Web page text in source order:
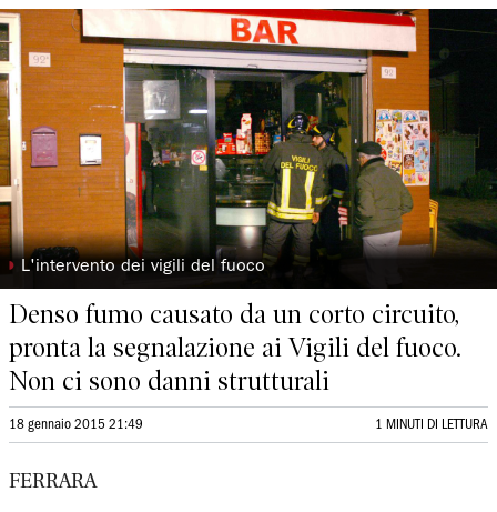
◗ L'intervento dei vigili del fuoco
Denso fumo causato da un corto circuito,
pronta la segnalazione ai Vigili del fuoco.
Non ci sono danni strutturali
18 gennaio 2015 21:49 1 MINUTI DI LETTURA
FERRARA